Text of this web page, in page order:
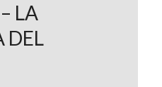
LA
DEL